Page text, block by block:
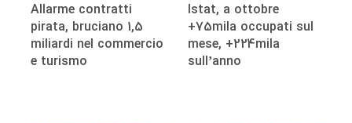
Allarme contratti
pirata, bruciano 1,5
miliardi nel commercio
e turismo
Istat, a ottobre
+75mila occupati sul
mese, +224mila
sull’anno